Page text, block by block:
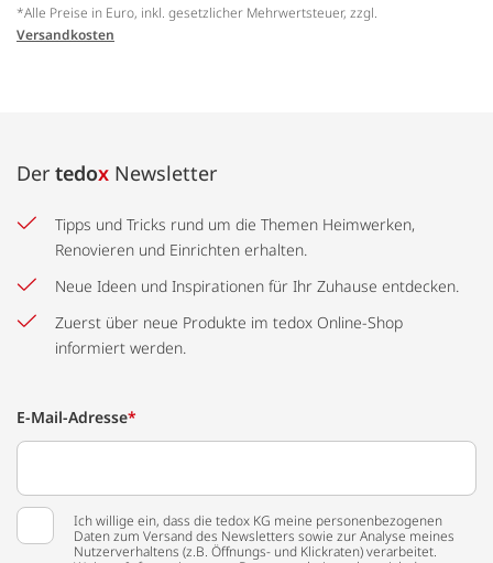
*Alle Preise in Euro, inkl. gesetzlicher Mehrwertsteuer, zzgl.
Versandkosten
Der tedox Newsletter
Tipps und Tricks rund um die Themen Heimwerken,
Renovieren und Einrichten erhalten.
Neue Ideen und Inspirationen für Ihr Zuhause entdecken.
Zuerst über neue Produkte im tedox Online-Shop
informiert werden.
E-Mail-Adresse*
Ich willige ein, dass die tedox KG meine personenbezogenen
Daten zum Versand des Newsletters sowie zur Analyse meines
Nutzerverhaltens (z.B. Öffnungs- und Klickraten) verarbeitet.